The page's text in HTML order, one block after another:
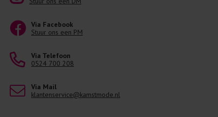
Via Facebook
Stuur ons een PM
Via Telefoon
0524 700 208
Via Mail
klantenservice@kamstmode.nl